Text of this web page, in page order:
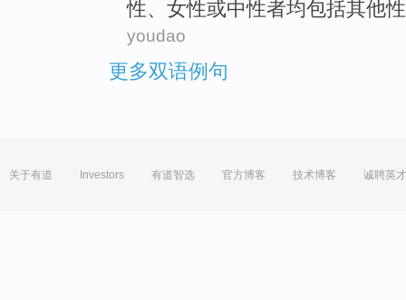
性、 女性或中性者均包括其他
youdao
更多双语例句
关于有道 Investors 有道智选 官方博客 技术博客 诚聘英才